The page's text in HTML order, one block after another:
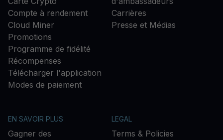
Compte à rendement
Cloud Miner
Promotions
Programme de fidélité
Récompenses
Télécharger l'application
Modes de paiement
Carrières
Presse et Médias
EN SAVOIR PLUS
Gagner des
LEGAL
Terms & Policies